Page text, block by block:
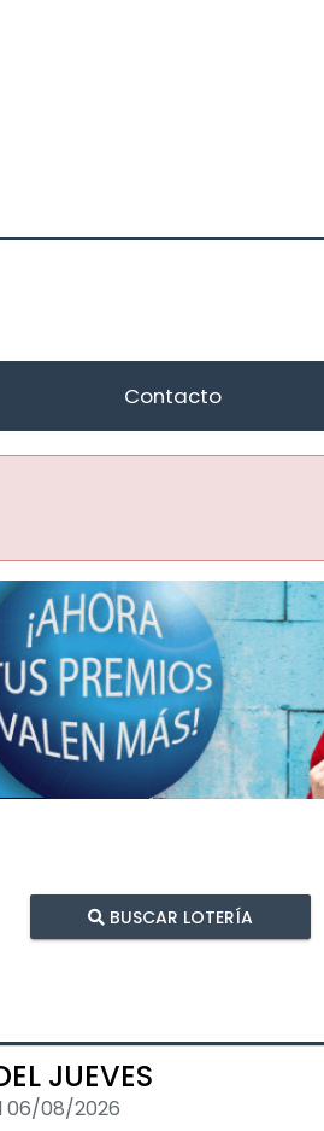
Contacto
BUSCAR LOTERÍA
JUEVES
06/08/2026